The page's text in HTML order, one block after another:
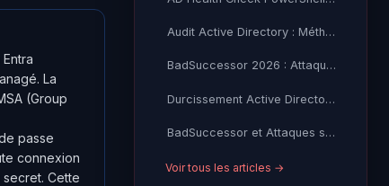
La
(Group
passe
connexion
Cette
Audit Active Directory : Méthode Complète et Outils Experts 2026
BadSuccessor 2026 : Attaque Entra ID et AD DS Hybride
Durcissement Active Directory 2026 : Guide Complet ANSSI et
BadSuccessor et Attaques sur Entra ID 2026 : Vecteurs et Défenses
Voir tous les articles →